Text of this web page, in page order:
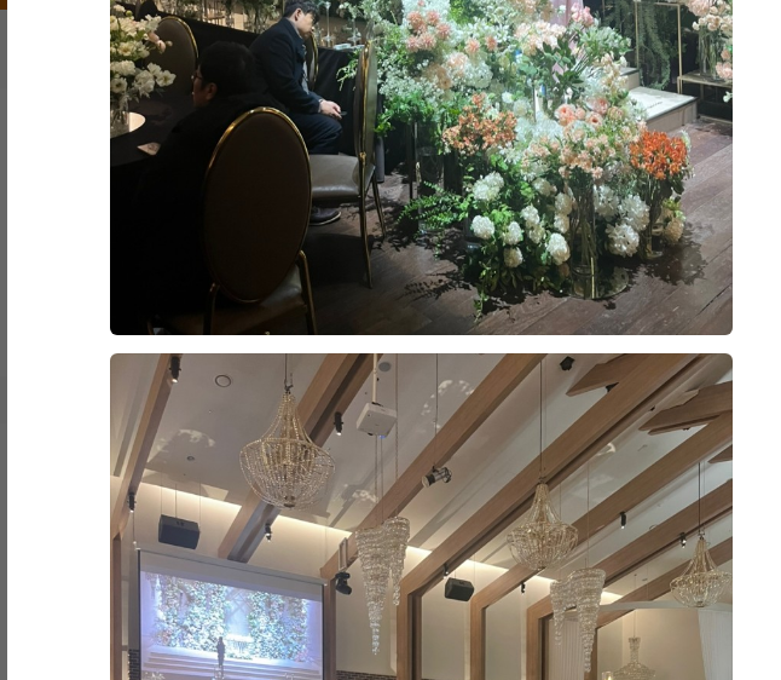
이용주, 김미혜 2026-08-09 9명 읽음 0
결혼 준비 시작한 지가 엊그제 같은데,
벌써 시식 날이 다가왔지 뭐예요!
예식 1개월 전쯤 되니까 웨딩홀에서
시식 일정 안내 문자가 딱 오더라고요
카톡으로는 예약이 안된다고 해서
전화로 총 6명 예약했구요
(양가부모님/예비부부(지인)/신랑/신부)
시간은 정해져 있더라구요
해당 날짜 오전 10시 30분 첫 타임만 가능
다른 선택지가 없어서
시간 조정을 안해도 되니 오히려 좋았습니다.
도착하면 직원분께서 안내 도와주시고,
앞에 두분께서 식권 받아주십니다.
10장
이재훈, 김서현 2026-08-09 7명 읽음
결혼 준비를 시작하며 플래너님께 밝은 플라워 느낌의 홀
을 말씀드리고, 추천받은 대로 홀을 알아보기 시작했었습
니다. 평소 여자친구와 쇼핑을 할때도 여러 옷을 입어보면
서 잘어울리는걸 찾아주는일을 좋아하던 저로서는 어떤 홀
에서 가장 돋보일 수 있을지 고민하던 찰나에 리스트에 있
던 영등포 위더스가 가장 적합한 곳이겠구나 하는 느낌을
더 보기